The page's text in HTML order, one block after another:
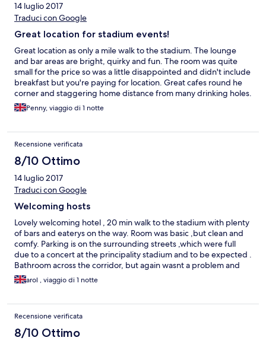
14 luglio 2017
Traduci con Google
Great location for stadium events!
Great location as only a mile walk to the stadium. The lounge
and bar areas are bright, quirky and fun. The room was quite
small for the price so was a little disappointed and didn't include
breakfast but you're paying for location. Great cafes round he
corner and staggering home distance from many drinking holes.
The owner/manager couldn't have been more helpful and
friendly.
Penny, viaggio di 1 notte
Recensione verificata
8/10 Ottimo
14 luglio 2017
Traduci con Google
Welcoming hosts
Lovely welcoming hotel , 20 min walk to the stadium with plenty
of bars and eaterys on the way. Room was basic ,but clean and
comfy. Parking is on the surrounding streets ,which were full
due to a concert at the principality stadium and to be expected .
Bathroom across the corridor, but again wasnt a problem and
was clean . Didn't serve breakfast in the week- not sure about
weekends, but again as plenty of places within a few minutes
arol , viaggio di 1 notte
Recensione verificata
8/10 Ottimo